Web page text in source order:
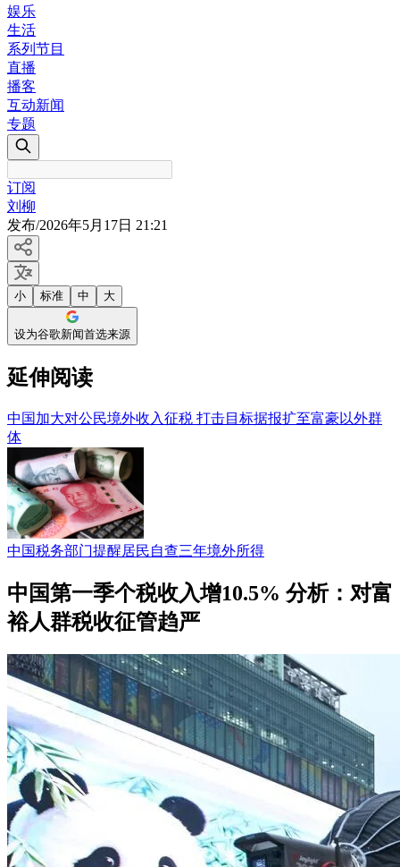
娱乐
生活
系列节目
直播
播客
互动新闻
专题
订阅
刘柳
发布/2026年5月17日 21:21
小 标准 中 大
设为谷歌新闻首选来源
延伸阅读
中国加大对公民境外收入征税 打击目标据报扩至富豪以外群
体
中国税务部门提醒居民自查三年境外所得
中国第一季个税收入增10.5% 分析：对富
裕人群税收征管趋严